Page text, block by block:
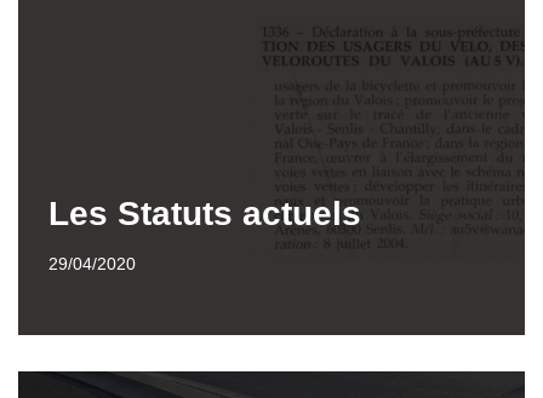
Les Statuts actuels
29/04/2020